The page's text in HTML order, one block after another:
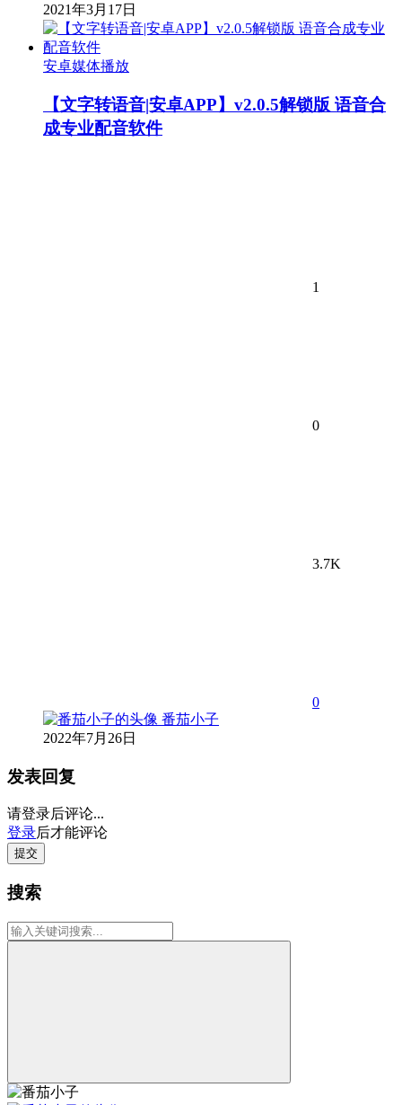
2021年3月17日
安卓媒体播放
【文字转语音|安卓APP】v2.0.5解锁版 语音合
成专业配音软件
1
0
3.7K
0
番茄小子
2022年7月26日
发表回复
请登录后评论...
登录后才能评论
提交
搜索